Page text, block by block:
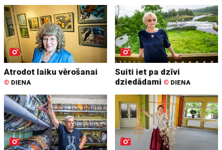
Atrodot laiku vērošanai
© DIENA
Suiti iet pa dzīvi
dziedādami © DIENA